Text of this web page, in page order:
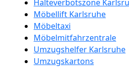
Halteverbotszone
Möbellift Karlsruhe
Möbeltaxi
Möbelmitfahrzentrale
Umzugshelfer Karlsruhe
Umzugskartons